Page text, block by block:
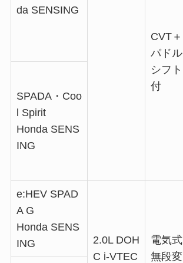
da SENSING
CVT＋
パドル
シフト
付
SPADA・Coo
l Spirit
Honda SENS
ING
e:HEV SPAD
A G
Honda SENS
ING
2.0L DOH
C i-VTEC
電気式
無段変